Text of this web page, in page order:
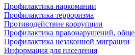
Профилактика наркомании
Профилактика терроризма
Противодействие коррупции
Профилактика правонарушений,
Профилактика незаконной миграции
Информация для населения